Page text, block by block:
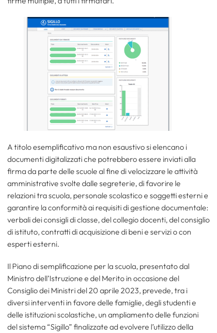
A titolo esemplificativo ma non esaustivo si elencano i
documenti digitalizzati che potrebbero essere inviati alla
firma da parte delle scuole al fine di velocizzare le attività
amministrative svolte dalle segreterie, di favorire le
relazioni tra scuola, personale scolastico e soggetti esterni e
garantire la conformità ai requisiti di gestione documentale:
verbali dei consigli di classe, del collegio docenti, del consiglio
di istituto, contratti di acquisizione di beni e servizi o con
esperti esterni.
Il Piano di semplificazione per la scuola, presentato dal
Ministro dell’Istruzione e del Merito in occasione del
Consiglio dei Ministri del 20 aprile 2023, prevede, tra i
diversi interventi in favore delle famiglie, degli studenti e
delle istituzioni scolastiche, un ampliamento delle funzioni
del sistema “Sigillo” finalizzate ad evolvere l’utilizzo della